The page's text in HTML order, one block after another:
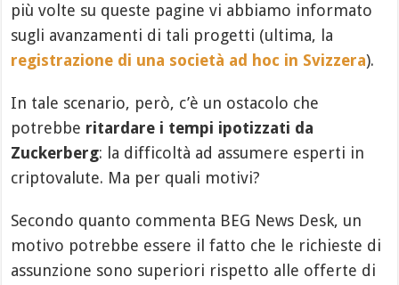
più volte su queste pagine vi abbiamo informato
sugli avanzamenti di tali progetti (ultima, la
registrazione di una società ad hoc in Svizzera).
In tale scenario, però, c’è un ostacolo che
potrebbe ritardare i tempi ipotizzati da
Zuckerberg: la difficoltà ad assumere esperti in
criptovalute. Ma per quali motivi?
Secondo quanto commenta BEG News Desk, un
motivo potrebbe essere il fatto che le richieste di
assunzione sono superiori rispetto alle offerte di